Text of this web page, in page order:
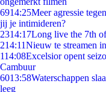
6914:25Meer agressie
jij je intimideren?
2314:17Long live the 7th
214:11Nieuw te streamen
114:08Excelsior opent
Cambuur
6013:58Waterschappen
leeg